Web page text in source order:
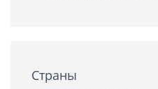
Страны